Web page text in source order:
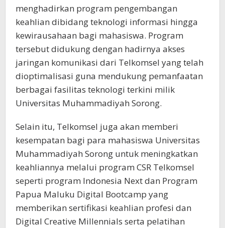
menghadirkan program pengembangan
keahlian dibidang teknologi informasi hingga
kewirausahaan bagi mahasiswa. Program
tersebut didukung dengan hadirnya akses
jaringan komunikasi dari Telkomsel yang telah
dioptimalisasi guna mendukung pemanfaatan
berbagai fasilitas teknologi terkini milik
Universitas Muhammadiyah Sorong.
Selain itu, Telkomsel juga akan memberi
kesempatan bagi para mahasiswa Universitas
Muhammadiyah Sorong untuk meningkatkan
keahliannya melalui program CSR Telkomsel
seperti program Indonesia Next dan Program
Papua Maluku Digital Bootcamp yang
memberikan sertifikasi keahlian profesi dan
Digital Creative Millennials serta pelatihan